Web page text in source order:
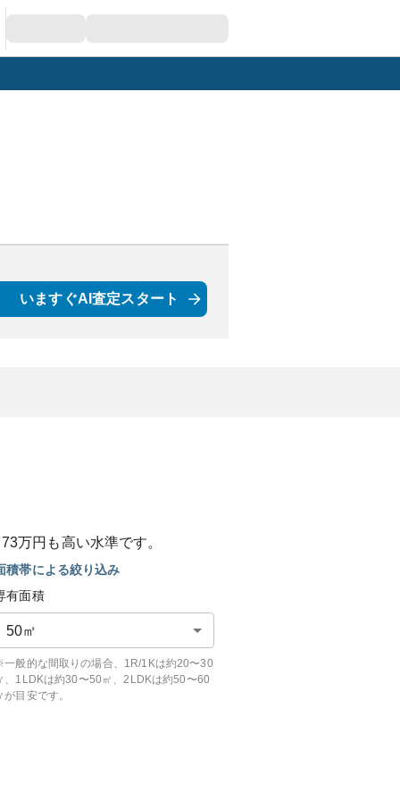
いますぐAI査定スタート
73万円も高い水準です。
積帯による絞り込み
有面積
50㎡
般的な間取りの場合、1R/1Kは約20〜30
、1LDKは約30〜50㎡、2LDKは約50〜60
が目安です。